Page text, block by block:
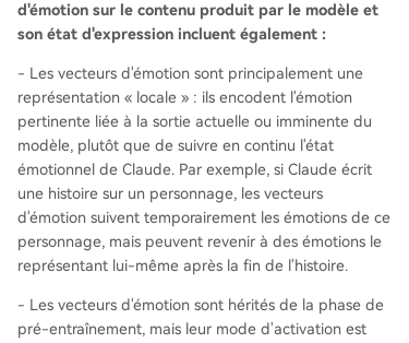
d'émotion sur le contenu produit par le modèle et
son état d'expression incluent également :
- Les vecteurs d'émotion sont principalement une
représentation « locale » : ils encodent l'émotion
pertinente liée à la sortie actuelle ou imminente du
modèle, plutôt que de suivre en continu l'état
émotionnel de Claude. Par exemple, si Claude écrit
une histoire sur un personnage, les vecteurs
d'émotion suivent temporairement les émotions de ce
personnage, mais peuvent revenir à des émotions le
représentant lui-même après la fin de l'histoire.
- Les vecteurs d'émotion sont hérités de la phase de
pré-entraînement, mais leur mode d'activation est